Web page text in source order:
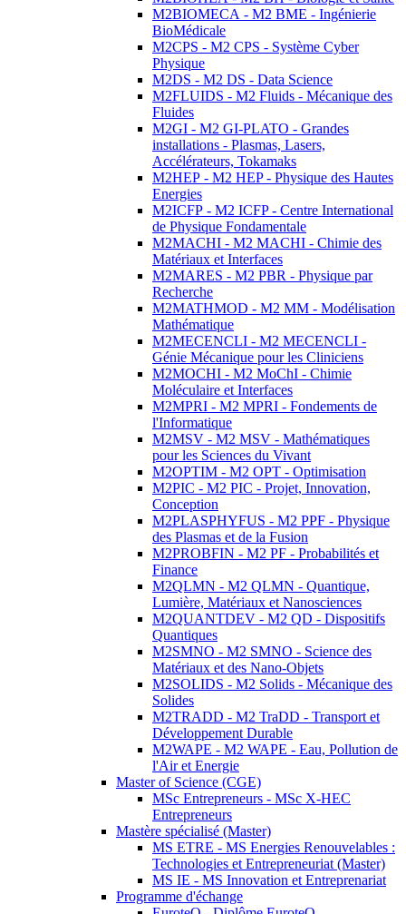
M2BIOMECA - M2 BME - Ingénierie
BioMédicale
M2CPS - M2 CPS - Système Cyber
Physique
M2DS - M2 DS - Data Science
M2FLUIDS - M2 Fluids - Mécanique des
Fluides
M2GI - M2 GI-PLATO - Grandes
installations - Plasmas, Lasers,
Accélérateurs, Tokamaks
M2HEP - M2 HEP - Physique des Hautes
Energies
M2ICFP - M2 ICFP - Centre International
de Physique Fondamentale
M2MACHI - M2 MACHI - Chimie des
Matériaux et Interfaces
M2MARES - M2 PBR - Physique par
Recherche
M2MATHMOD - M2 MM - Modélisation
Mathématique
M2MECENCLI - M2 MECENCLI -
Génie Mécanique pour les Cliniciens
M2MOCHI - M2 MoChI - Chimie
Moléculaire et Interfaces
M2MPRI - M2 MPRI - Fondements de
l'Informatique
M2MSV - M2 MSV - Mathématiques
pour les Sciences du Vivant
M2OPTIM - M2 OPT - Optimisation
M2PIC - M2 PIC - Projet, Innovation,
Conception
M2PLASPHYFUS - M2 PPF - Physique
des Plasmas et de la Fusion
M2PROBFIN - M2 PF - Probabilités et
Finance
M2QLMN - M2 QLMN - Quantique,
Lumière, Matériaux et Nanosciences
M2QUANTDEV - M2 QD - Dispositifs
Quantiques
M2SMNO - M2 SMNO - Science des
Matériaux et des Nano-Objets
M2SOLIDS - M2 Solids - Mécanique des
Solides
M2TRADD - M2 TraDD - Transport et
Développement Durable
M2WAPE - M2 WAPE - Eau, Pollution de
l'Air et Energie
Master of Science (CGE)
MSc Entrepreneurs - MSc X-HEC
Entrepreneurs
Mastère spécialisé (Master)
MS ETRE - MS Energies Renouvelables :
Technologies et Entrepreneuriat (Master)
MS IE - MS Innovation et Entreprenariat
Programme d'échange